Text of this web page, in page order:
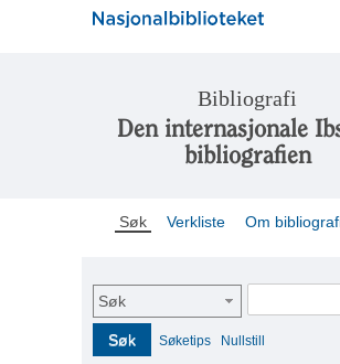
Bibliografi
Den internasjonale
bibliografien
Søk Verkliste Om
Søk
Søk Søketips Nullstill